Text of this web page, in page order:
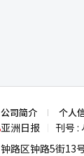
公司简介 个人
亚洲日报 刊号 :
钟路区钟路5街13